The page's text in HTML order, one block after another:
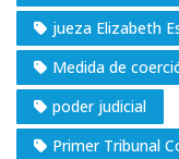
jueza Elizabeth
Medida de
poder judicial
Primer Tribunal